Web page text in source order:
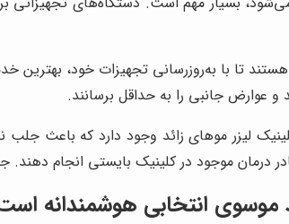
تا با به‌روزرسانی تجهیزات خود، بهترین
عوارض جانبی را به حداقل برسانند.
لیزر موهای زائد وجود دارد که باعث
درمان موجود در کلینیک بایستی انجام دهند.
موسوی انتخابی هوشمندانه